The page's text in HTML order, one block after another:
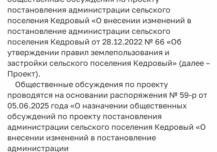
постановления администрации сельского
поселения Кедровый «О внесении изменений в
постановление администрации сельского
поселения Кедровый от 28.12.2022 № 66 «Об
утверждении правил землепользования и
застройки сельского поселения Кедровый» (далее –
Проект).
Общественные обсуждения по проекту
проводятся на основании распоряжения № 59-р от
05.06.2025 года «О назначении общественных
обсуждений по проекту постановления
администрации сельского поселения Кедровый «О
внесении изменений в постановление
администрации